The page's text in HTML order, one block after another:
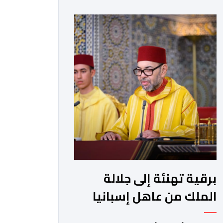
1967 وعاصمتها القدس الشريف،
واقتناعها بفضائل الحوار والتفاوض
كسبيل وحيد لحل الصراع الفلسطيني-
الإسرائيلي، بعيدا عن أعمال العنف
والتطرف والتصرفات أحادية الجانب، وكذا
انخراطها التام في كل […]
برقية تهنئة إلى جلالة
الملك من عاهل إسبانيا
الملك فيليبي السادس